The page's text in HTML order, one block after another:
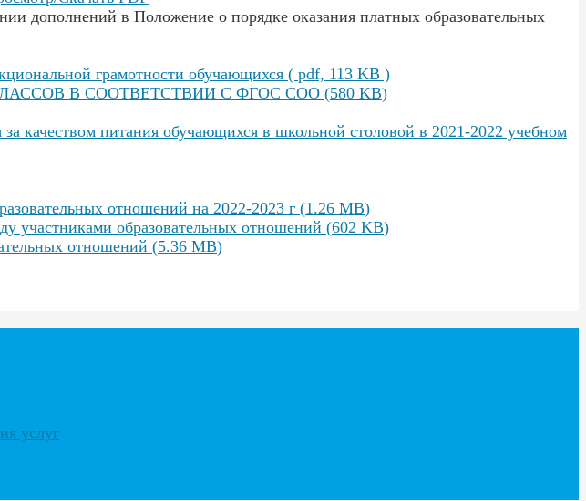
в Положение о порядке оказания платных образовательных
грамотности обучающихся ( pdf, 113 KB )
В СООТВЕТСТВИИ С ФГОС СОО (580 KB)
качеством питания обучающихся в школьной столовой в 2021-2022 учебном
отношений на 2022-2023 г (1.26 MB)
участниками образовательных отношений (602 KB)
отношений (5.36 MB)
услуг